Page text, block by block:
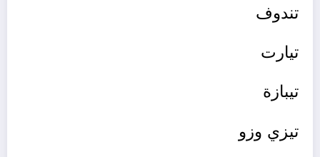
تندوف
تيارت
تيبازة
تيزي وزو